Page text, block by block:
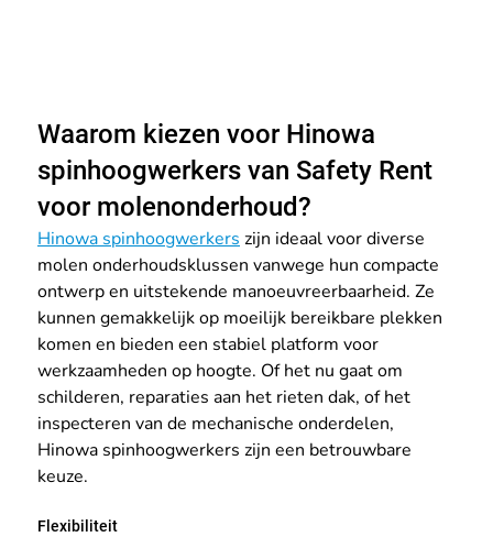
Waarom kiezen voor Hinowa
spinhoogwerkers van Safety Rent
voor molenonderhoud?
Hinowa spinhoogwerkers zijn ideaal voor diverse
molen onderhoudsklussen vanwege hun compacte
ontwerp en uitstekende manoeuvreerbaarheid. Ze
kunnen gemakkelijk op moeilijk bereikbare plekken
komen en bieden een stabiel platform voor
werkzaamheden op hoogte. Of het nu gaat om
schilderen, reparaties aan het rieten dak, of het
inspecteren van de mechanische onderdelen,
Hinowa spinhoogwerkers zijn een betrouwbare
keuze.
Flexibiliteit